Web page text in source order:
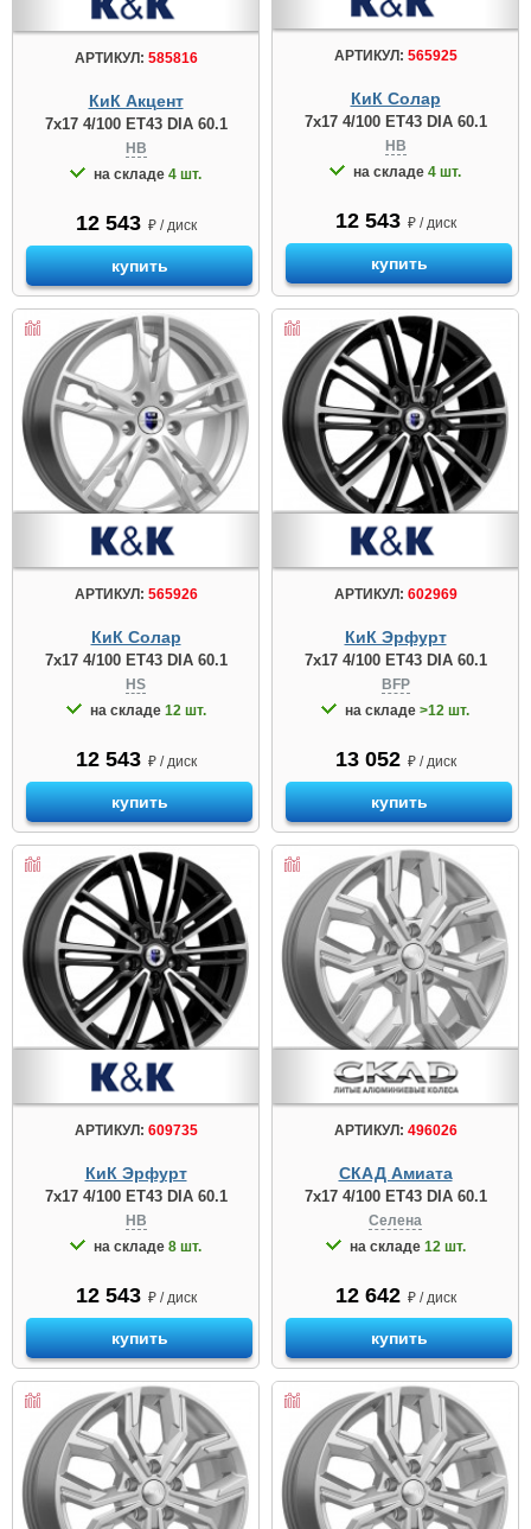
АРТИКУЛ: 585816
КиК Акцент
7x17 4/100 ET43 DIA 60.1
HB
на складе 4 шт.
12 543 ₽ / диск
купить
АРТИКУЛ: 565925
КиК Солар
7x17 4/100 ET43 DIA 60.1
HB
на складе 4 шт.
12 543 ₽ / диск
купить
АРТИКУЛ: 565926
КиК Солар
7x17 4/100 ET43 DIA 60.1
HS
на складе 12 шт.
12 543 ₽ / диск
купить
АРТИКУЛ: 602969
КиК Эрфурт
7x17 4/100 ET43 DIA 60.1
BFP
на складе >12 шт.
13 052 ₽ / диск
купить
АРТИКУЛ: 609735
КиК Эрфурт
7x17 4/100 ET43 DIA 60.1
HB
на складе 8 шт.
12 543 ₽ / диск
купить
АРТИКУЛ: 496026
СКАД Амиата
7x17 4/100 ET43 DIA 60.1
Селена
на складе 12 шт.
12 642 ₽ / диск
купить